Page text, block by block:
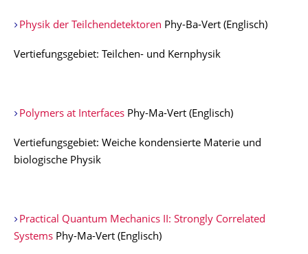
Physik der Teilchendetektoren Phy-Ba-Vert (Englisch)
Vertiefungsgebiet: Teilchen- und Kernphysik
Polymers at Interfaces Phy-Ma-Vert (Englisch)
Vertiefungsgebiet: Weiche kondensierte Materie und
biologische Physik
Practical Quantum Mechanics II: Strongly Correlated
Systems Phy-Ma-Vert (Englisch)